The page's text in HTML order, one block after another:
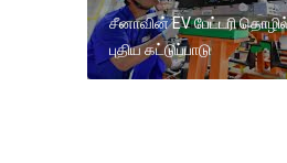
சீனாவின் EV பேட்டரி
புதிய கட்டுப்பாடு